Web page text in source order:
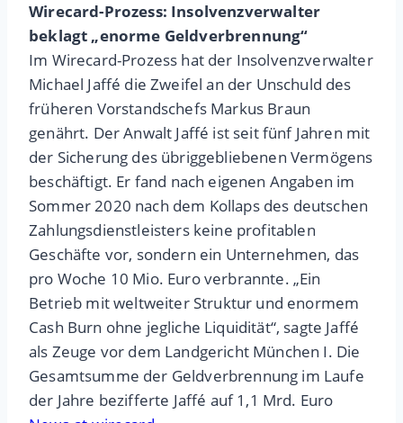
Wirecard-Prozess: Insolvenzverwalter
beklagt „enorme Geldverbrennung“
Im Wirecard-Prozess hat der Insolvenzverwalter
Michael Jaffé die Zweifel an der Unschuld des
früheren Vorstandschefs Markus Braun
genährt. Der Anwalt Jaffé ist seit fünf Jahren mit
der Sicherung des übriggebliebenen Vermögens
beschäftigt. Er fand nach eigenen Angaben im
Sommer 2020 nach dem Kollaps des deutschen
Zahlungsdienstleisters keine profitablen
Geschäfte vor, sondern ein Unternehmen, das
pro Woche 10 Mio. Euro verbrannte. „Ein
Betrieb mit weltweiter Struktur und enormem
Cash Burn ohne jegliche Liquidität“, sagte Jaffé
als Zeuge vor dem Landgericht München I. Die
Gesamtsumme der Geldverbrennung im Laufe
der Jahre bezifferte Jaffé auf 1,1 Mrd. Euro